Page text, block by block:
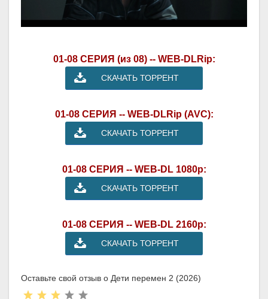
01-08 СЕРИЯ (из 08) -- WEB-DLRip:
СКАЧАТЬ ТОРРЕНТ
01-08 СЕРИЯ -- WEB-DLRip (AVC):
СКАЧАТЬ ТОРРЕНТ
01-08 СЕРИЯ -- WEB-DL 1080p:
СКАЧАТЬ ТОРРЕНТ
01-08 СЕРИЯ -- WEB-DL 2160p:
СКАЧАТЬ ТОРРЕНТ
Оставьте свой отзыв о Дети перемен 2 (2026)